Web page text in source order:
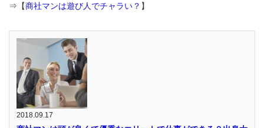
⇒【商社マンは遊び人でチャラい？ 】
2018.09.17